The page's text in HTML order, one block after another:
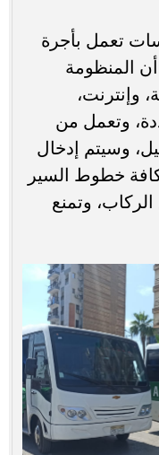
تعمل بأجرة
أن المنظومة
وإنترنت،
وتعمل من
وسيتم إدخال
خطوط السير
وتمنع